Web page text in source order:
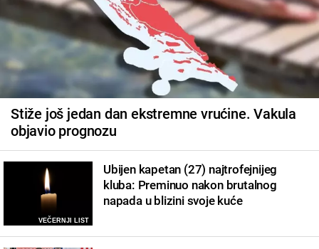
Stiže još jedan dan ekstremne vrućine. Vakula
objavio prognozu
VEČERNJI LIST
Ubijen kapetan (27) najtrofejnijeg
kluba: Preminuo nakon brutalnog
napada u blizini svoje kuće